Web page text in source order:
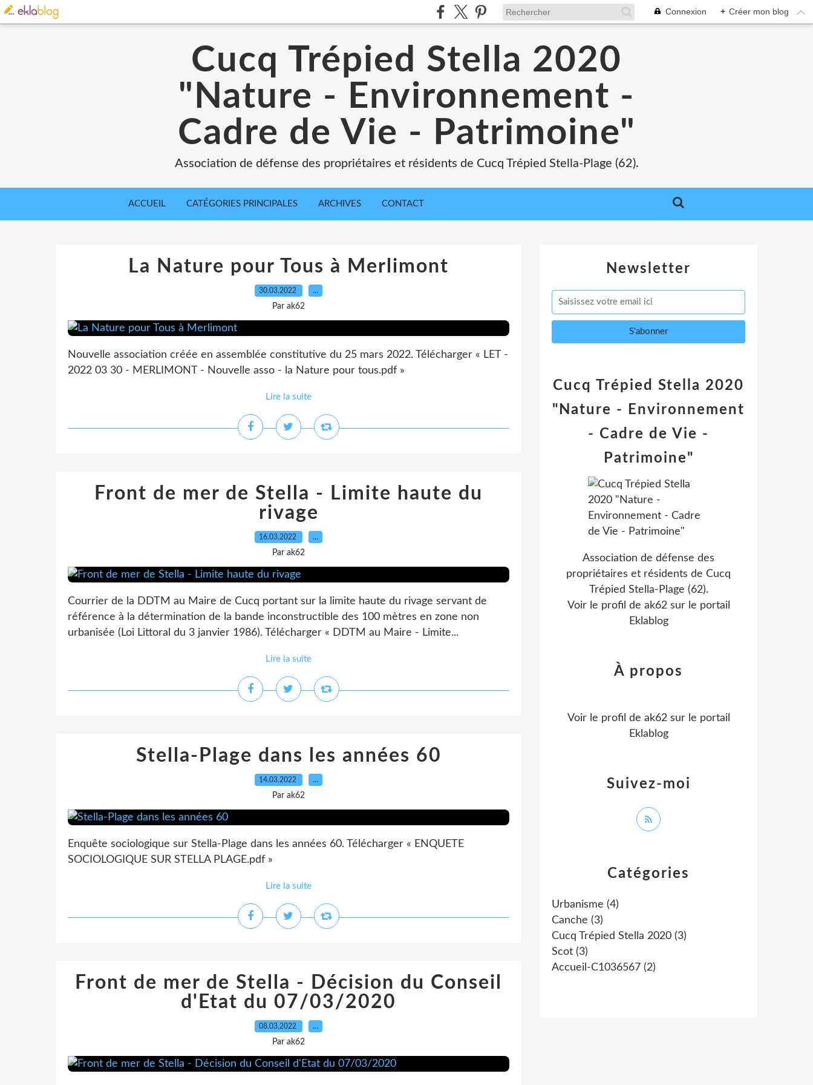
Connexion + Créer mon blog
Cucq Trépied Stella 2020
"Nature - Environnement -
Cadre de Vie - Patrimoine"
Association de défense des propriétaires et résidents de Cucq Trépied Stella-Plage (62).
ACCUEIL CATÉGORIES PRINCIPALES ARCHIVES CONTACT
La Nature pour Tous à Merlimont
30.03.2022 …
Par ak62
Nouvelle association créée en assemblée constitutive du 25 mars 2022. Télécharger « LET -
2022 03 30 - MERLIMONT - Nouvelle asso - la Nature pour tous.pdf »
Lire la suite
Front de mer de Stella - Limite haute du
rivage
16.03.2022 …
Par ak62
Courrier de la DDTM au Maire de Cucq portant sur la limite haute du rivage servant de
référence à la détermination de la bande inconstructible des 100 mètres en zone non
urbanisée (Loi Littoral du 3 janvier 1986). Télécharger « DDTM au Maire - Limite...
Lire la suite
Stella-Plage dans les années 60
14.03.2022 …
Par ak62
Enquête sociologique sur Stella-Plage dans les années 60. Télécharger « ENQUETE
SOCIOLOGIQUE SUR STELLA PLAGE.pdf »
Lire la suite
Front de mer de Stella - Décision du Conseil
d'Etat du 07/03/2020
08.03.2022 …
Par ak62
Newsletter
Catégories
Urbanisme (4)
Canche (3)
Cucq Trépied Stella 2020 (3)
Scot (3)
Accueil-C1036567 (2)
Cucq Trépied Stella 2020
"Nature - Environnement
- Cadre de Vie -
Patrimoine"
Association de défense des
propriétaires et résidents de Cucq
Trépied Stella-Plage (62).
Voir le profil de ak62sur le portail
Eklablog
Suivez-moi
À propos
Voir le profil de ak62sur le portail
Eklablog